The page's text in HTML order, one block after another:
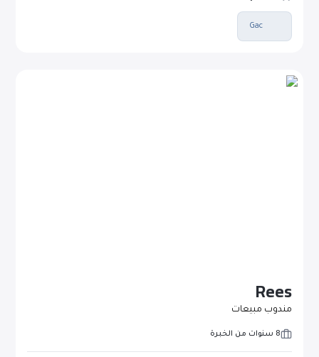
Gac
Rees
مندوب مبيعات
8 سنوات من الخبرة